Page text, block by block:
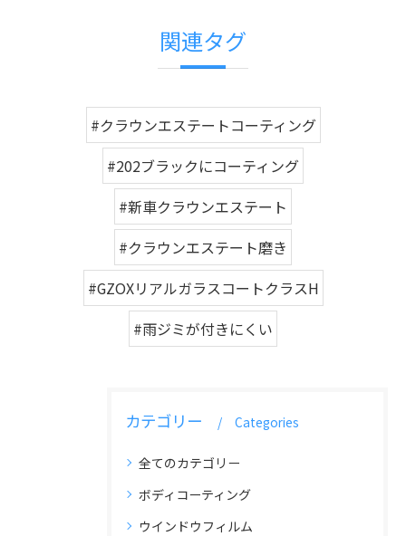
関連タグ
#クラウンエステートコーティング
#202ブラックにコーティング
#新車クラウンエステート
#クラウンエステート磨き
#GZOXリアルガラスコートクラスH
#雨ジミが付きにくい
カテゴリー Categories
全てのカテゴリー
ボディコーティング
ウインドウフィルム